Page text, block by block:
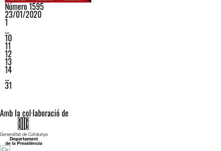
Número 1595
23/01/2020
1
…
10
11
12
13
14
…
31
Amb la col·laboració de